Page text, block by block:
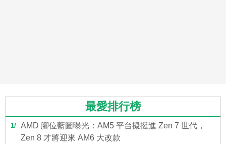
最愛排行榜
1
AMD 腳位藍圖曝光：AM5 平台擬挺進 Zen 7 世代，
Zen 8 才將迎來 AM6 大改款